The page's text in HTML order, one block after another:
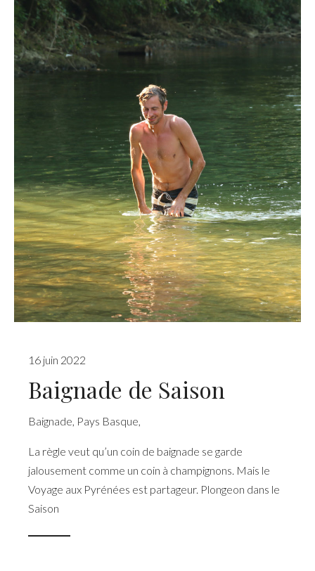
16 juin 2022
Baignade de Saison
Baignade, Pays Basque,
La règle veut qu’un coin de baignade se garde
jalousement comme un coin à champignons. Mais le
Voyage aux Pyrénées est partageur. Plongeon dans le
Saison